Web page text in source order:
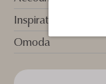
Inspiratie
Omoda